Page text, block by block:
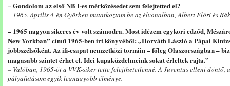
– Gondolom az első NB I-es mérkőzésedet sem felejtetted el?
– 1965. április 4-én Győrben mutatkoztam be az élvonalban, Albert Flóri és
– 1965 nagyon sikeres év volt számodra. Most idézem egykori edződ,
New Yorkban” című 1965-ben írt könyvéből: „Horváth László a Pápai
jobbszélsőként. Az ifi-csapat nemzetközi tornáin – főleg Olaszországban –
magasabb szintet érhet el. Idei kupaküzdelmeink sokat érleltek rajta.”
– Valóban, 1965-öt a VVK-siker tette felejthetetlenné. A Juventus elleni döntő,
pályafutásom egyik legnagyobb élménye.